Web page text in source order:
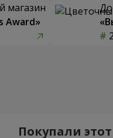
магазин
Award»
Покупали